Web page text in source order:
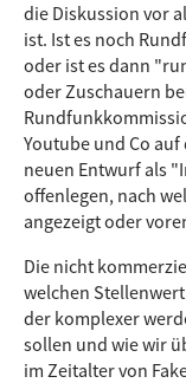
die Diskussion vor
ist. Ist es noch
oder ist es dann
oder Zuschauern
Youtube und Co
neuen Entwurf als
offenlegen, nach
angezeigt oder
Die nicht
welchen
der komplexer
sollen und wie wir
im Zeitalter von